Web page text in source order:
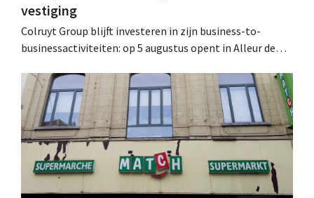
vestiging
Colruyt Group blijft investeren in zijn business-to-
businessactiviteiten: op 5 augustus opent in Alleur de
winkelformule die zich uitsluitend richt op professionele
klanten. .